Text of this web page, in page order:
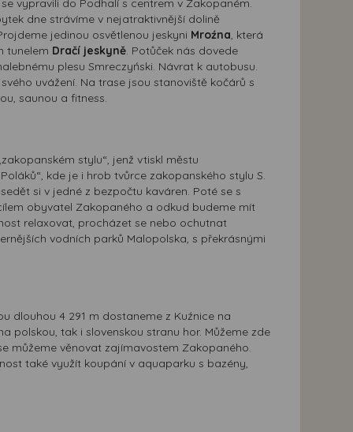
vypravili do Podhalí s centrem v Zakopaném.
dne strávíme v nejatraktivnější dolině
jedinou osvětlenou jeskyni Mroźna, která
tunelem Dračí jeskyně. Potůček nás dovede
plesu Smreczyński. Návrat k autobusu.
uvážení. Na trase jsou stanoviště kočárů s
saunou a fitness.
stylu“, jenž vtiskl městu
kde je i hrob tvůrce zakopanského stylu S.
si v jedné z bezpočtu kaváren. Poté se s
obyvatel Zakopaného a odkud budeme mít
relaxovat, procházet se nebo ochutnat
vodních parků Malopolska, s překrásnými
dlouhou 4 291 m dostaneme z Kuźnice na
polskou, tak i slovenskou stranu hor. Můžeme zde
můžeme věnovat zajímavostem Zakopaného.
také využít koupání v aquaparku s bazény,